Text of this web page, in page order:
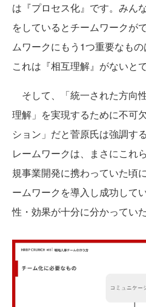
は『プロセス化』です。みん
をしているとチームワークが
ムワークにもう1つ重要なもの
これは『相互理解』がないと
そして、「統一された方向
理解」を実現するために不可
ション」だと菅原氏は強調す
レームワークは、まさにこれ
規事業開発に携わっていた頃
ームワークを導入し成功して
性・効果が十分に分かっていた